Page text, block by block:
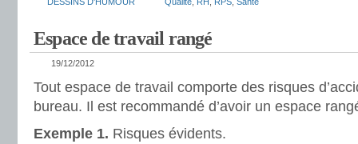
Espace de travail rangé
19/12/2012
Tout espace de travail comporte des risques
bureau. Il est recommandé d’avoir un espace
Exemple 1. Risques évidents.